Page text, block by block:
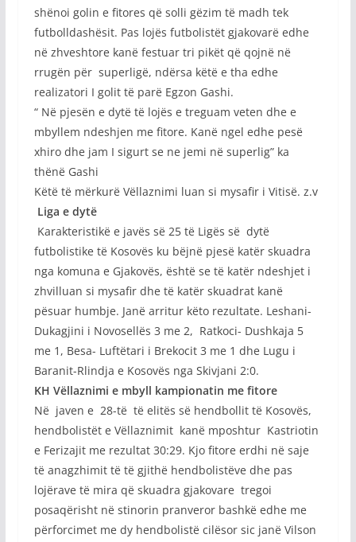
shënoi golin e fitores që solli gëzim të madh tek
futbolldashësit. Pas lojës futbolistët gjakovarë edhe
në zhveshtore kanë festuar tri pikët që qojnë në
rrugën për superligë, ndërsa këtë e tha edhe
realizatori I golit të parë Egzon Gashi.
“ Në pjesën e dytë të lojës e treguam veten dhe e
mbyllem ndeshjen me fitore. Kanë ngel edhe pesë
xhiro dhe jam I sigurt se ne jemi në superlig” ka
thënë Gashi
Këtë të mërkurë Vëllaznimi luan si mysafir i Vitisë. z.v
Liga e dytë
Karakteristikë e javës së 25 të Ligës së dytë
futbolistike të Kosovës ku bëjnë pjesë katër skuadra
nga komuna e Gjakovës, është se të katër ndeshjet i
zhvilluan si mysafir dhe të katër skuadrat kanë
pësuar humbje. Janë arritur këto rezultate. Leshani-
Dukagjini i Novosellës 3 me 2, Ratkoci- Dushkaja 5
me 1, Besa- Luftëtari i Brekocit 3 me 1 dhe Lugu i
Baranit-Rlindja e Kosovës nga Skivjani 2:0.
KH Vëllaznimi e mbyll kampionatin me fitore
Në javen e 28-të të elitës së hendbollit të Kosovës,
hendbolistët e Vëllaznimit kanë mposhtur Kastriotin
e Ferizajit me rezultat 30:29. Kjo fitore erdhi në saje
të anagzhimit të të gjithë hendbolistëve dhe pas
lojërave të mira që skuadra gjakovare tregoi
posaqërisht në stinorin pranveror bashkë edhe me
përforcimet me dy hendbolistë cilësor sic janë Vilson